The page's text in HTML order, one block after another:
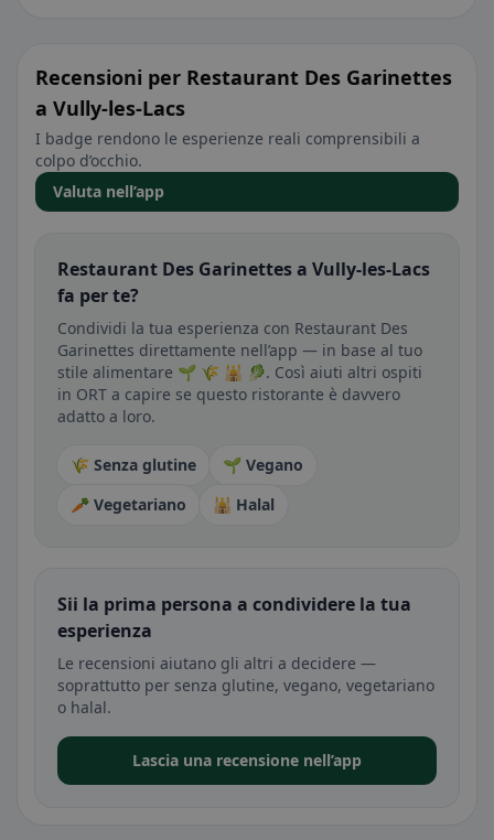
Recensioni per Restaurant Des Garinettes
a Vully-les-Lacs
I badge rendono le esperienze reali comprensibili a
colpo d’occhio.
Valuta nell’app
Restaurant Des Garinettes a Vully-les-Lacs
fa per te?
Condividi la tua esperienza con Restaurant Des
Garinettes direttamente nell’app — in base al tuo
stile alimentare 🌱 🌾 🕌 🥬. Così aiuti altri ospiti
in ORT a capire se questo ristorante è davvero
adatto a loro.
🌾 Senza glutine
🌱 Vegano
🥕 Vegetariano
🕌 Halal
Sii la prima persona a condividere la tua
esperienza
Le recensioni aiutano gli altri a decidere —
soprattutto per senza glutine, vegano, vegetariano
o halal.
Lascia una recensione nell’app